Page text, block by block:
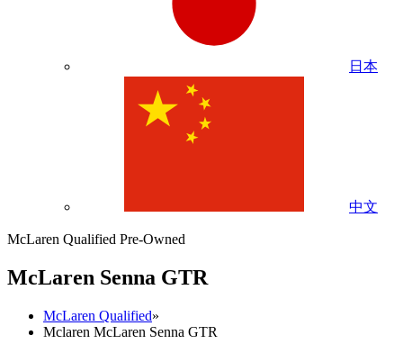
日本
中文
McLaren Qualified Pre-Owned
McLaren Senna GTR
McLaren Qualified»
Mclaren McLaren Senna GTR